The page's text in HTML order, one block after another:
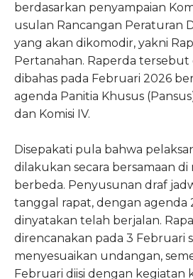
berdasarkan penyampaian
usulan Rancangan Peraturan
yang akan dikomodir, yakni
Pertanahan. Raperda tersebut
dibahas pada Februari 2026
agenda Panitia Khusus
dan Komisi IV.
Disepakati pula bahwa
dilakukan secara bersamaan
berbeda. Penyusunan draf
tanggal rapat, dengan agenda
dinyatakan telah berjalan.
direncanakan pada 3 Februari
menyesuaikan undangan,
Februari diisi dengan